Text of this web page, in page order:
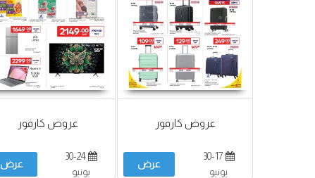
عروض كارفور
30-17
يونيو
عرض
عروض كارفور
30-24
يونيو
عرض